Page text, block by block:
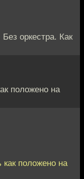
оркестра. Как
положено на
как положено на